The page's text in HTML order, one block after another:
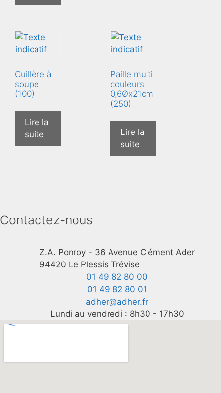
Cuillère à
soupe
(100)
Lire la
suite
Paille multi
couleurs
0,6Øx21cm
(250)
Lire la
suite
Contactez-nous
Z.A. Ponroy - 36 Avenue Clément Ader
94420 Le Plessis Trévise
01 49 82 80 00
01 49 82 80 01
adher@adher.fr
Lundi au vendredi : 8h30 - 17h30